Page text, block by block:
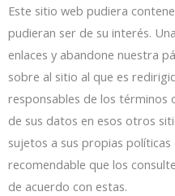
Este sitio web pudiera
pudieran ser de su interés.
enlaces y abandone nuestra
sobre al sitio al que es
responsables de los términos
de sus datos en esos otros
sujetos a sus propias
recomendable que los
de acuerdo con estas.